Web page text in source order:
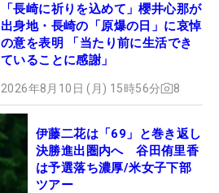
「長崎に祈りを込めて」櫻井心那が
出身地・長崎の「原爆の日」に哀悼
の意を表明 「当たり前に生活でき
ていることに感謝」
2026年8月10日 (月) 15時56分 8
伊藤二花は「69」と巻き返し
決勝進出圏内へ 谷田侑里香
は予選落ち濃厚/米女子下部
ツアー